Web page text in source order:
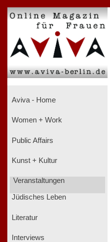
Aviva - Home
Women + Work
Public Affairs
Kunst + Kultur
Veranstaltungen
Jüdisches Leben
Literatur
Interviews